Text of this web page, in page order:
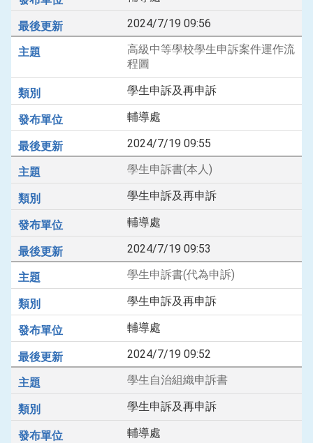
2024/7/19 09:56
高級中等學校學生申訴案件運作流
程圖
學生申訴及再申訴
輔導處
2024/7/19 09:55
學生申訴書(本人)
學生申訴及再申訴
輔導處
2024/7/19 09:53
學生申訴書(代為申訴)
學生申訴及再申訴
輔導處
2024/7/19 09:52
學生自治組織申訴書
學生申訴及再申訴
輔導處